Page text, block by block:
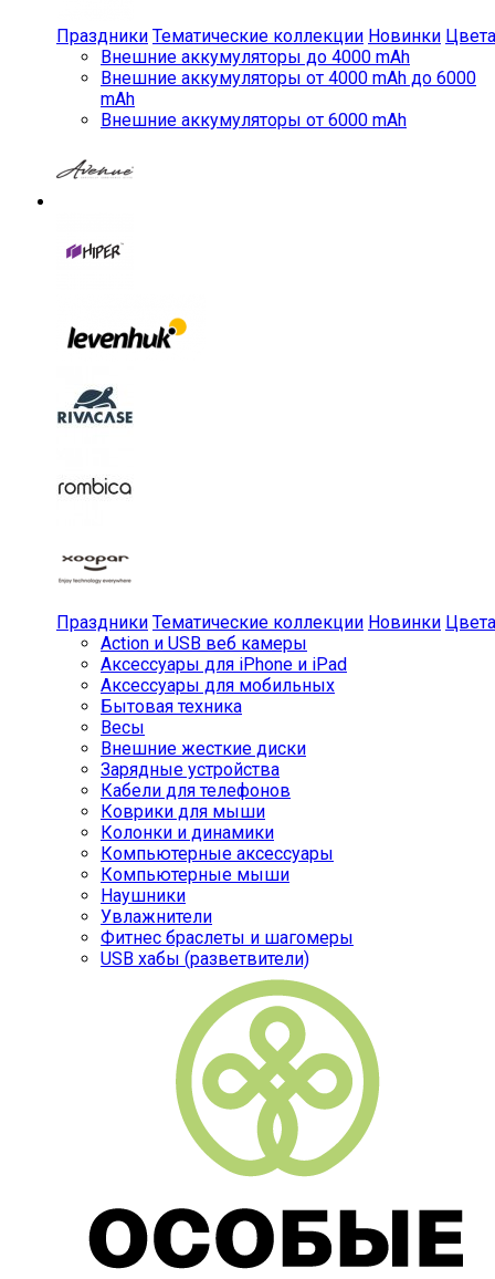
Праздники Тематические коллекции Новинки Цвета
Внешние аккумуляторы до 4000 mAh
Внешние аккумуляторы от 4000 mAh до 6000
mAh
Внешние аккумуляторы от 6000 mAh
Праздники Тематические коллекции Новинки Цвета
Action и USB веб камеры
Аксессуары для iPhone и iPad
Аксессуары для мобильных
Бытовая техника
Весы
Внешние жесткие диски
Зарядные устройства
Кабели для телефонов
Коврики для мыши
Колонки и динамики
Компьютерные аксессуары
Компьютерные мыши
Наушники
Увлажнители
Фитнес браслеты и шагомеры
USB хабы (разветвители)